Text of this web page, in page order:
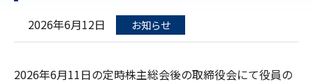
2026年6月12日 お知らせ
2026年6月11日の定時株主総会後の取締役会にて役員の